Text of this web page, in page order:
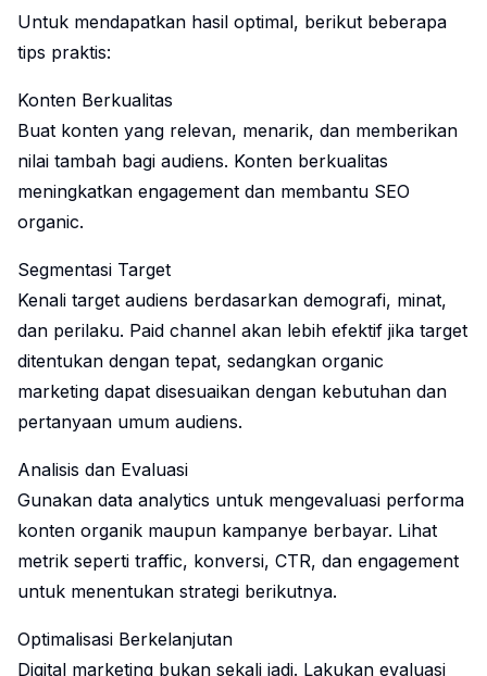
Untuk mendapatkan hasil optimal, berikut beberapa
tips praktis:
Konten Berkualitas
Buat konten yang relevan, menarik, dan memberikan
nilai tambah bagi audiens. Konten berkualitas
meningkatkan engagement dan membantu SEO
organic.
Segmentasi Target
Kenali target audiens berdasarkan demografi, minat,
dan perilaku. Paid channel akan lebih efektif jika target
ditentukan dengan tepat, sedangkan organic
marketing dapat disesuaikan dengan kebutuhan dan
pertanyaan umum audiens.
Analisis dan Evaluasi
Gunakan data analytics untuk mengevaluasi performa
konten organik maupun kampanye berbayar. Lihat
metrik seperti traffic, konversi, CTR, dan engagement
untuk menentukan strategi berikutnya.
Optimalisasi Berkelanjutan
Digital marketing bukan sekali jadi. Lakukan evaluasi